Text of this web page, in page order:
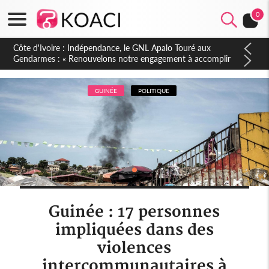
0
Sierra Leone : Un projet de réforme constitutionnelle en
gestation, points clés des amendements, un exclu d'avance
GUINÉE POLITIQUE
Guinée : 17 personnes
impliquées dans des
violences